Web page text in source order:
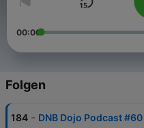
00:00
Folgen
184 - DNB Dojo Podcast #60